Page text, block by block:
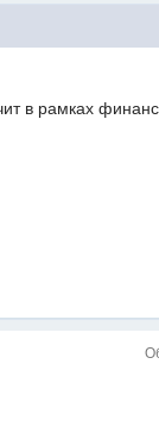
в рамках